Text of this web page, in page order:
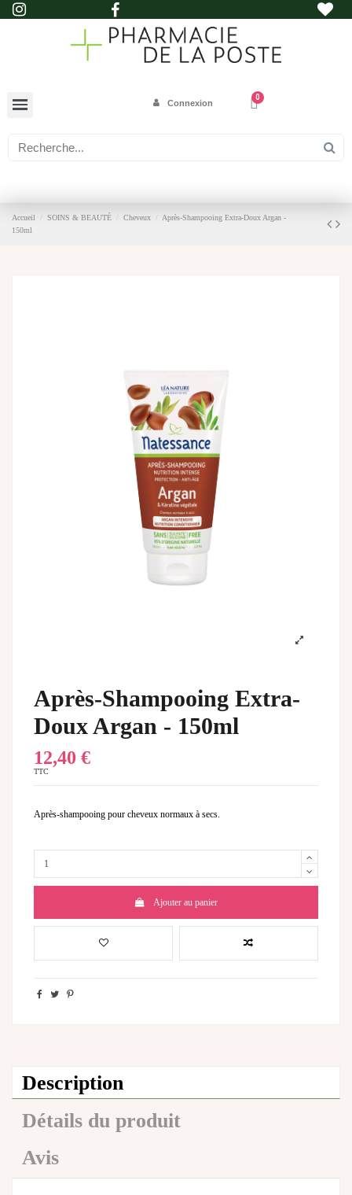
Connexion
Accueil SOINS & BEAUTÉ Cheveux
Après-Shampooing Extra-Doux Argan -
150ml
Après-Shampooing Extra-
Doux Argan - 150ml
12,40 €
TTC
Après-shampooing pour cheveux normaux à secs
Ajouter au panier
Description
Détails du produit
Avis